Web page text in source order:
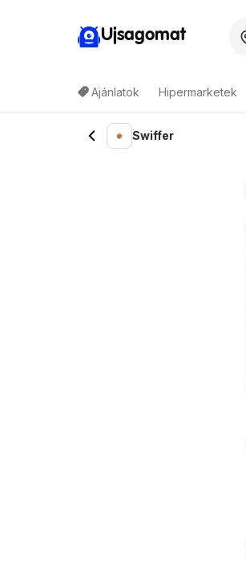
Ujsagomat
Ajánlatok Hipermarketek
Swiffer